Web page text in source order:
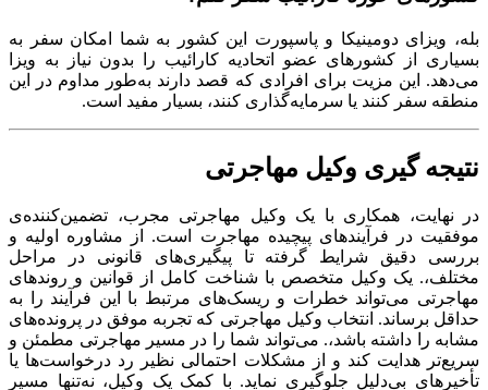
بله، ویزای دومینیکا و پاسپورت این کشور به شما امکان سفر به
بسیاری از کشورهای عضو اتحادیه کارائیب را بدون نیاز به ویزا
می‌دهد.
این مزیت برای افرادی که قصد دارند به‌طور مداوم در این
منطقه سفر کنند یا سرمایه‌گذاری کنند، بسیار مفید است.
نتیجه گیری وکیل مهاجرتی
در نهایت، همکاری با یک وکیل مهاجرتی مجرب، تضمین‌کننده‌ی
موفقیت در فرآیندهای پیچیده مهاجرت است.
از مشاوره اولیه و
بررسی دقیق شرایط گرفته تا پیگیری‌های قانونی در مراحل
مختلف،. یک وکیل متخصص با شناخت کامل از قوانین و روندهای
مهاجرتی می‌تواند خطرات و ریسک‌های مرتبط با این فرآیند را به
حداقل برساند. انتخاب وکیل مهاجرتی که تجربه موفق در پرونده‌های
مشابه را داشته باشد،. می‌تواند شما را در مسیر مهاجرتی مطمئن و
سریع‌تر هدایت کند و از مشکلات احتمالی نظیر رد درخواست‌ها یا
تأخیرهای بی‌دلیل جلوگیری نماید. با کمک یک وکیل، نه‌تنها مسیر